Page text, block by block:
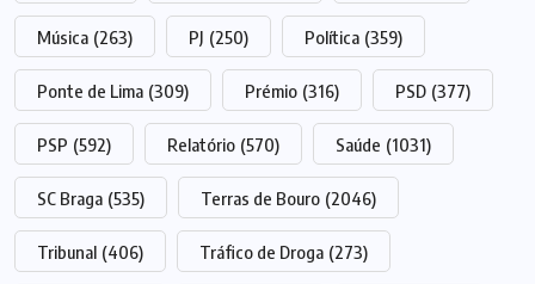
Música (263) PJ (250) Política (359)
Ponte de Lima (309) Prémio (316) PSD (377)
PSP (592) Relatório (570) Saúde (1031)
SC Braga (535) Terras de Bouro (2046)
Tribunal (406) Tráfico de Droga (273)